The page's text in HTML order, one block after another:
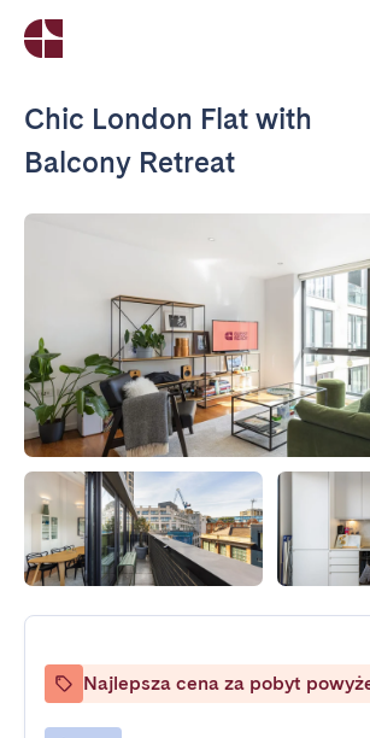
Chic London Flat with
Balcony Retreat
Najlepsza cena za pobyt